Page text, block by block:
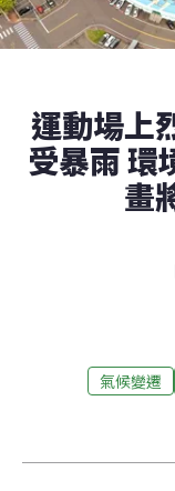
運動場上
受暴雨 環
畫
氣候變遷